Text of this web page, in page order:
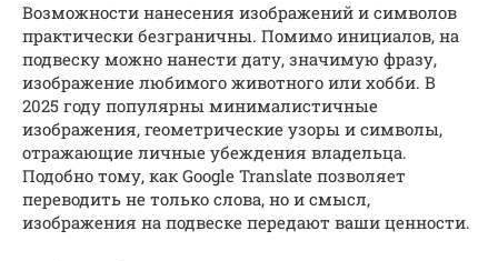
Возможности нанесения изображений и символов
практически безграничны. Помимо инициалов, на
подвеску можно нанести дату, значимую фразу,
изображение любимого животного или хобби. В
2025 году популярны минималистичные
изображения, геометрические узоры и символы,
отражающие личные убеждения владельца.
Подобно тому, как Google Translate позволяет
переводить не только слова, но и смысл,
изображения на подвеске передают ваши ценности.